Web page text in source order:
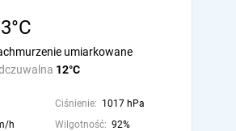
12°C
umiarkowane
Ciśnienie: 1017 hPa
h Wilgotność: 92%